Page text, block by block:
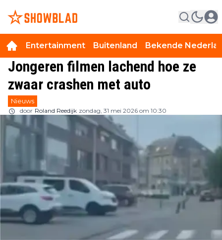
Entertainment Buitenland Bekende
Jongeren filmen lachend hoe ze
zwaar crashen met auto
Nieuws
door Roland Reedijk zondag, 31 mei 2026 om 10:30